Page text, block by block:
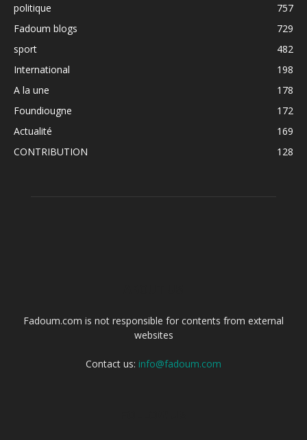
politique
757
Fadoum blogs
729
sport
482
International
198
A la une
178
Foundiougne
172
Actualité
169
CONTRIBUTION
128
Fadoum.com is not responsible for contents from external
websites
Contact us: info@fadoum.com